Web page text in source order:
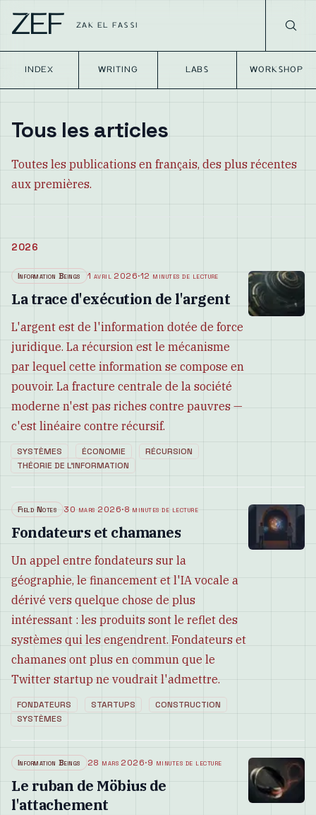
ZEF ZAK EL FASSI
INDEX WRITING LABS WORKSHOP
Tous les articles
Toutes les publications en français, des plus récentes
aux premières.
2026
Information Beings 1 avril 2026·12 minutes de lecture
La trace d'exécution de l'argent
L'argent est de l'information dotée de force
juridique. La récursion est le mécanisme
par lequel cette information se compose en
pouvoir. La fracture centrale de la société
moderne n'est pas riches contre pauvres —
c'est linéaire contre récursif.
SYSTÈMES ÉCONOMIE
RÉCURSION
THÉORIE DE L'INFORMATION
Field Notes 30 mars 2026·8 minutes de lecture
Fondateurs et chamanes
Un appel entre fondateurs sur la
géographie, le financement et l'IA vocale a
dérivé vers quelque chose de plus
intéressant : les produits sont le reflet des
systèmes qui les engendrent. Fondateurs et
chamanes ont plus en commun que le
Twitter startup ne voudrait l'admettre.
FONDATEURS STARTUPS
CONSTRUCTION
SYSTÈMES
Information Beings 28 mars 2026·9 minutes de lecture
Le ruban de Möbius de
l'attachement